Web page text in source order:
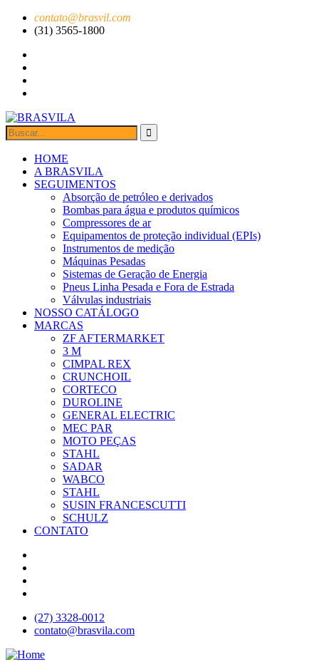
contato@brasvil.com
(31) 3565-1800
HOME
A BRASVILA
SEGUIMENTOS
Absorção de petróleo e derivados
Bombas para água e produtos químicos
Compressores de ar
Equipamentos de proteção individual (EPIs)
Instrumentos de medição
Máquinas Pesadas
Sistemas de Geração de Energia
Pneus Linha Pesada e Fora de Estrada
Válvulas industriais
NOSSO CATÁLOGO
MARCAS
ZF AFTERMARKET
3 M
CIMPAL REX
CRUNCHOIL
CORTECO
DUROLINE
GENERAL ELECTRIC
MEC PAR
MOTO PEÇAS
STAHL
SADAR
WABCO
STAHL
SUSIN FRANCESCUTTI
SCHULZ
CONTATO
(27) 3328-0012
contato@brasvila.com